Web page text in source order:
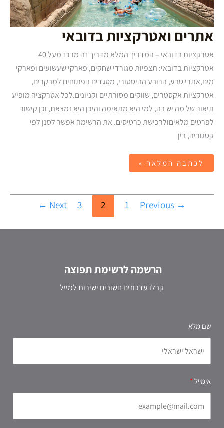
אתרים ואטרקציות בדובאי
אטרקציות בדובאי – המדריך המלא מדריך זה מרכז מעל 40
אטרקציות בדובאי: תצפיות מגורדי שחקים, פארקי שעשועים ופארקי
מים,אתרי טבע, הרובע ההיסטורי, מסגדים הפתוחים למבקרים,
אטרקציות אקסטרים, שווקים מסורתיים וקניונים.לכל אטרקציה מופיע
תיאור של מה יש בה, למי היא מתאימה והיכן היא נמצאת, וכן קישור
לפרטים מלאיםולרכישת כרטיסים. את הרשימה אפשר לסנן לפי
קטגוריה, בין
לכתבה המלאה »
→
1
2
3
Next
←
הרשמה לרשימת תפוצה
קבלו עדכונים חשובים ישירות למייל
שם מלא
אימייל